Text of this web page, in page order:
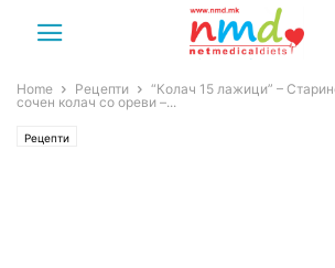
Home Рецепти
“Колач 15 лажици” –
сочен колач со ореви –...
Рецепти